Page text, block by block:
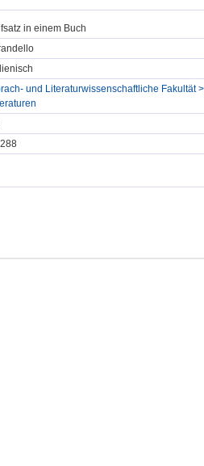
in einem Buch
und Literaturwissenschaftliche Fakultät